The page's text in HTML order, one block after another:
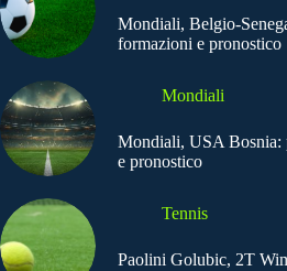
Mondiali, Belgio-
formazioni e pronostico
Mondiali
Mondiali, USA Bosnia:
e pronostico
Tennis
Paolini Golubic, 2T